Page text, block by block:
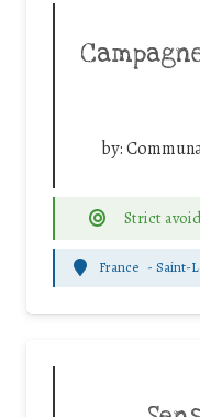
by:
Strict
France -Saint-